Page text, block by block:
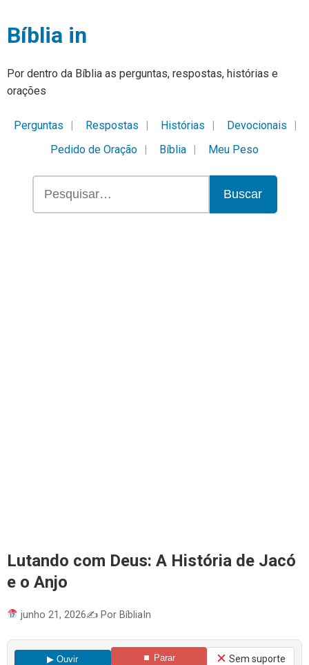
Bíblia in
Por dentro da Bíblia as perguntas, respostas, histórias e
orações
Perguntas Respostas Histórias
Devocionais
Pedido de Oração
Bíblia Meu Peso
Buscar
Lutando com Deus: A História de Jacó
e o Anjo
junho 21, 2026✍️ Por BíbliaIn
▶ Ouvir ⏹ Parar Sem suporte